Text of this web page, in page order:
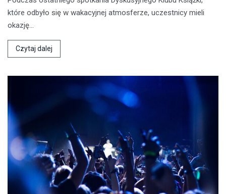
które odbyło się w wakacyjnej atmosferze, uczestnicy mieli
okazję…
Czytaj dalej